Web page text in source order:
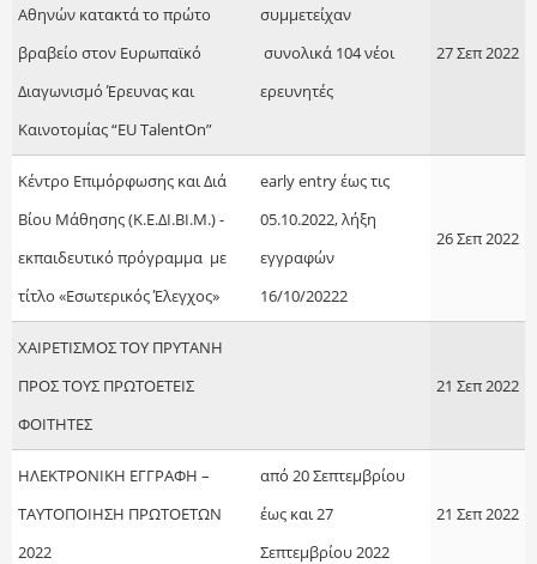
Αθηνών κατακτά το πρώτο
βραβείο στον Ευρωπαϊκό
Διαγωνισμό Έρευνας και
Καινοτομίας “EU TalentOn”
συμμετείχαν
συνολικά 104 νέοι
ερευνητές
27 Σεπ 2022
Κέντρο Επιμόρφωσης και Διά
Βίου Μάθησης (Κ.Ε.ΔΙ.ΒΙ.Μ.) -
εκπαιδευτικό πρόγραμμα με
τίτλο «Εσωτερικός Έλεγχος»
early entry έως τις
05.10.2022, λήξη
εγγραφών
16/10/20222
26 Σεπ 2022
ΧΑΙΡΕΤΙΣΜΟΣ ΤΟΥ ΠΡΥΤΑΝΗ
ΠΡΟΣ ΤΟΥΣ ΠΡΩΤΟΕΤΕΙΣ
ΦΟΙΤΗΤΕΣ
21 Σεπ 2022
ΗΛΕΚΤΡΟΝΙΚΗ ΕΓΓΡΑΦΗ –
ΤΑΥΤΟΠΟΙΗΣΗ ΠΡΩΤΟΕΤΩΝ
2022
από 20 Σεπτεμβρίου
έως και 27
Σεπτεμβρίου 2022
21 Σεπ 2022